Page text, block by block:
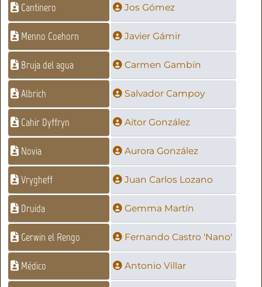
Cantinero Jos Gómez
Menno Coehorn Javier Gámir
Bruja del agua Carmen Gambín
Albrich Salvador Campoy
Cahir Dyffryn Aitor González
Novia Aurora González
Vrygheff Juan Carlos Lozano
Druida Gemma Martín
Gerwin el Rengo Fernando Castro 'Nano'
Médico Antonio Villar